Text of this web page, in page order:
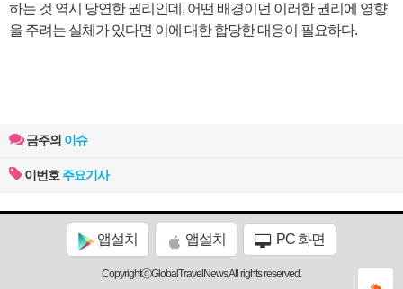
하는 것 역시 당연한 권리인데, 어떤 배경이던 이러한 권리에 영향
을 주려는 실체가 있다면 이에 대한 합당한 대응이 필요하다.
금주의 이슈
이번호주요기사
앱설치 앱설치 PC 화면
CopyrightⓒGlobalTravelNews All rights reserved.